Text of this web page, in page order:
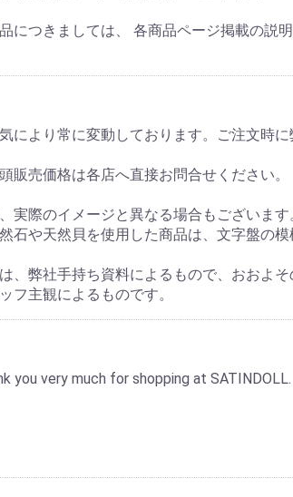
につきましては、 各商品ページ掲載の説
により常に変動しております。ご注文時
売価格は各店へ直接お問合せください。
実際のイメージと異なる場合もございます
石や天然貝を使用した商品は、文字盤の
、弊社手持ち資料によるもので、おおよ
フ主観によるものです。
you very much for shopping at SATINDOLL.